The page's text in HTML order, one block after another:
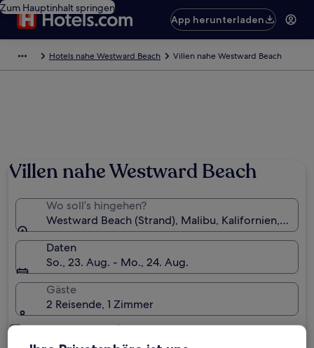
Zum Hauptinhalt springen
App herunterladen
Hotels nahe Westward Beach Villen nahe Westward Beach
Villen nahe Westward Beach
Wo soll’s hingehen?
Westward Beach (Strand), Malibu, Kalifornien, USA
Daten
So., 23. Aug. - Mo., 24. Aug.
Gäste
2 Reisende, 1 Zimmer